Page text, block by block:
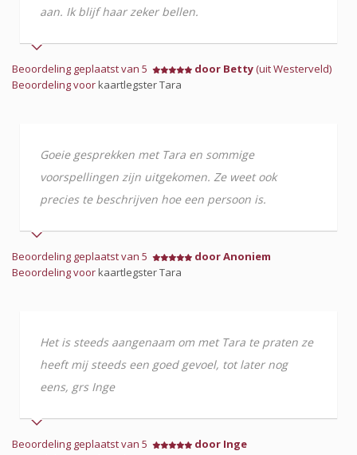
aan. Ik blijf haar zeker bellen.
Beoordeling geplaatst van 5 door Betty(uit Westerveld)
Beoordeling voorkaartlegster Tara
Goeie gesprekken met Tara en sommige
voorspellingen zijn uitgekomen. Ze weet ook
precies te beschrijven hoe een persoon is.
Beoordeling geplaatst van 5
door Anoniem
Beoordeling voorkaartlegster Tara
Het is steeds aangenaam om met Tara te praten ze
heeft mij steeds een goed gevoel, tot later nog
eens, grs Inge
Beoordeling geplaatst van 5
door Inge